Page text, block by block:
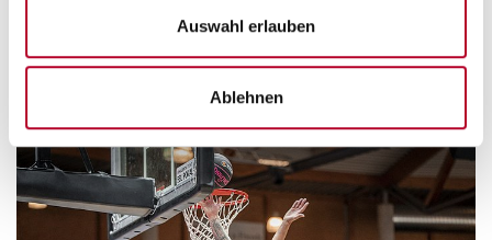
Auswahl erlauben
Ablehnen